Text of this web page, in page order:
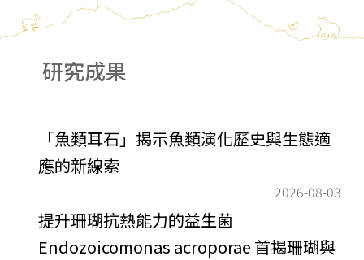
研究成果
「魚類耳石」揭示魚類演化歷史與生態適
應的新線索
2026-08-03
提升珊瑚抗熱能力的益生菌
Endozoicomonas acroporae 首揭珊瑚與